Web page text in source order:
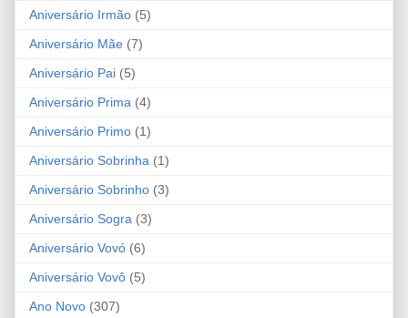
Aniversário Irmão (5)
Aniversário Mãe (7)
Aniversário Pai (5)
Aniversário Prima (4)
Aniversário Primo (1)
Aniversário Sobrinha (1)
Aniversário Sobrinho (3)
Aniversário Sogra (3)
Aniversário Vovó (6)
Aniversário Vovô (5)
Ano Novo (307)